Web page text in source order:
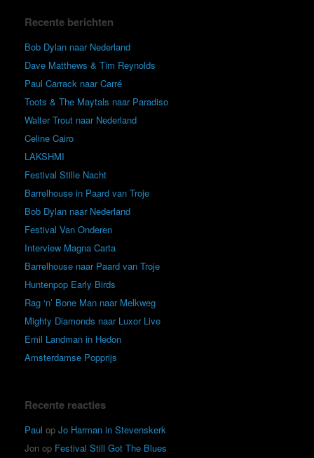
Recente berichten
Bob Dylan naar Nederland
Dave Matthews & Tim Reynolds
Paul Carrack naar Carré
Toots & The Maytals naar Paradiso
Walter Trout naar Nederland
Celine Cairo
LAKSHMI
Festival Stille Nacht
Barrelhouse in Paard van Troje
Bob Dylan naar Nederland
Festival Van Onderen
Interview Magna Carta
Barrelhouse naar Paard van Troje
Huntenpop Early Birds
Rag ‘n’ Bone Man naar Melkweg
Mighty Diamonds naar Luxor Live
Emil Landman in Hedon
Amsterdamse Popprijs
Recente reacties
Paul op Jo Harman in Stevenskerk
Jon op Festival Still Got The Blues